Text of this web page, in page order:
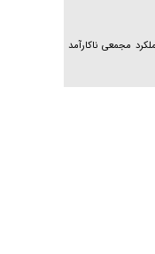
مجمعی ناکارآمد